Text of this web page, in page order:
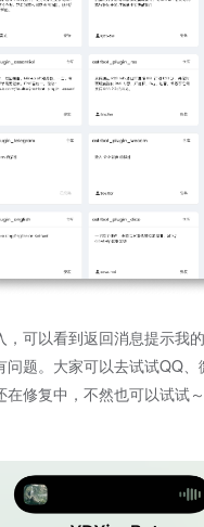
，可以看到返回消息提示我
问题。大家可以去试试QQ
在修复中，不然也可以试试